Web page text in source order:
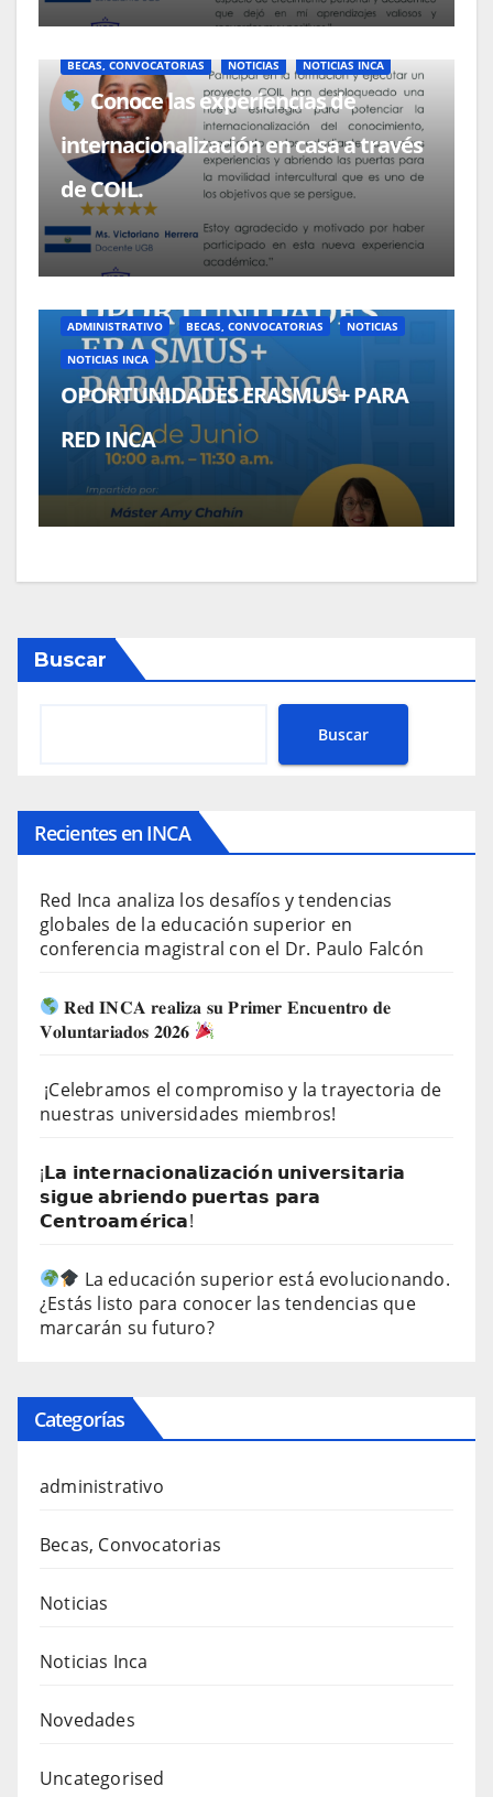
BECAS, CONVOCATORIAS NOTICIAS NOTICIAS INCA
Conoce las experiencias de
internacionalización en casa a través
de COIL.
ADMINISTRATIVO BECAS, CONVOCATORIAS NOTICIAS
NOTICIAS INCA
OPORTUNIDADES ERASMUS+ PARA
RED INCA
Buscar
Buscar
Recientes en INCA
Red Inca analiza los desafíos y tendencias
globales de la educación superior en
conferencia magistral con el Dr. Paulo Falcón
𝐑𝐞𝐝 𝐈𝐍𝐂𝐀 𝐫𝐞𝐚𝐥𝐢𝐳𝐚 𝐬𝐮 𝐏𝐫𝐢𝐦𝐞𝐫 𝐄𝐧𝐜𝐮𝐞𝐧𝐭𝐫𝐨 𝐝𝐞
𝐕𝐨𝐥𝐮𝐧𝐭𝐚𝐫𝐢𝐚𝐝𝐨𝐬 𝟐𝟎𝟐𝟔
¡Celebramos el compromiso y la trayectoria de
nuestras universidades miembros!
¡𝗟𝗮 𝗶𝗻𝘁𝗲𝗿𝗻𝗮𝗰𝗶𝗼𝗻𝗮𝗹𝗶𝘇𝗮𝗰𝗶𝗼́𝗻 𝘂𝗻𝗶𝘃𝗲𝗿𝘀𝗶𝘁𝗮𝗿𝗶𝗮
𝘀𝗶𝗴𝘂𝗲 𝗮𝗯𝗿𝗶𝗲𝗻𝗱𝗼 𝗽𝘂𝗲𝗿𝘁𝗮𝘀 𝗽𝗮𝗿𝗮
𝗖𝗲𝗻𝘁𝗿𝗼𝗮𝗺𝗲́𝗿𝗶𝗰𝗮!
La educación superior está evolucionando.
¿Estás listo para conocer las tendencias que
marcarán su futuro?
Categorías
administrativo
Becas, Convocatorias
Noticias
Noticias Inca
Novedades
Uncategorised